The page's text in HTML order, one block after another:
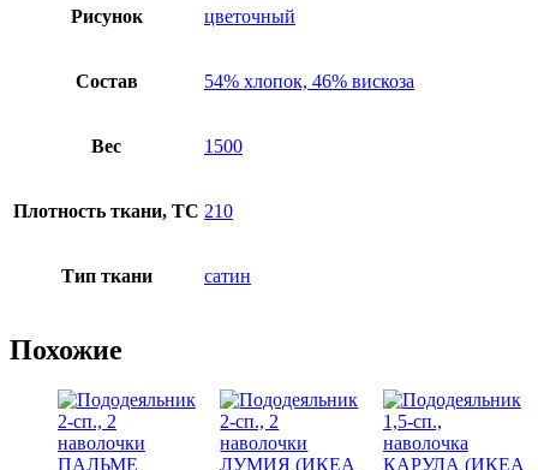
Рисунок цветочный
Состав 54% хлопок, 46% вискоза
Вес 1500
Плотность ткани, TC 210
Тип ткани сатин
Похожие